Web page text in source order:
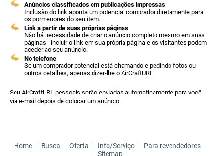
Anúncios classificados em publicações impressas
Inclusão do link aponta um potencial comprador diretamente para
os pormenores do seu item.
Link a partir de suas próprias páginas
Não há necessidade de criar o anúncio completo mesmo em suas
páginas - incluir o link em sua própria página e os visitantes podem
aceder ao seu anúncio.
No telefone
Se um comprador potencial está chamando e pedindo fotos ou
outros detalhes, apenas dizer-lhe o AirCraftURL.
Seu AirCraftURL pessoais serão enviadas automaticamente para você
via e-mail depois de colocar um anúncio.
Home Busca Oferta Info/Serviço
Para revendedores
Sitemap